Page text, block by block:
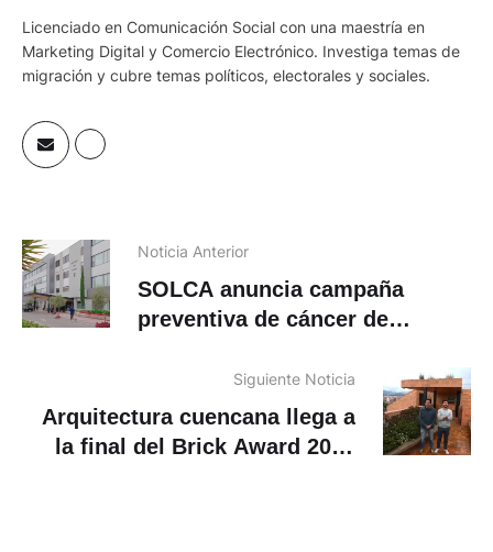
Licenciado en Comunicación Social con una maestría en
Marketing Digital y Comercio Electrónico. Investiga temas de
migración y cubre temas políticos, electorales y sociales.
Noticia Anterior
SOLCA anuncia campaña
preventiva de cáncer de
Siguiente Noticia
Arquitectura cuencana llega a
la final del Brick Award 2026